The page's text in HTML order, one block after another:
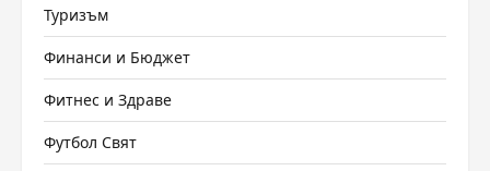
Туризъм
Финанси и Бюджет
Фитнес и Здраве
Футбол Свят